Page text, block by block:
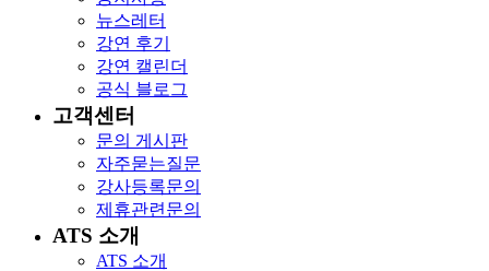
뉴스레터
강연 후기
강연 캘린더
공식 블로그
고객센터
문의 게시판
자주묻는질문
강사등록문의
제휴관련문의
ATS 소개
ATS 소개